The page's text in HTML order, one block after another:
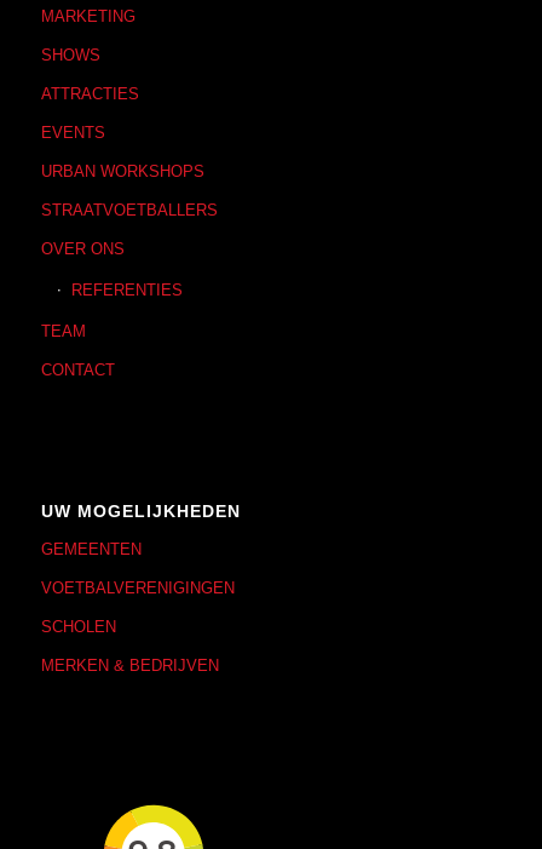
MARKETING
SHOWS
ATTRACTIES
EVENTS
URBAN WORKSHOPS
STRAATVOETBALLERS
OVER ONS
REFERENTIES
TEAM
CONTACT
UW MOGELIJKHEDEN
GEMEENTEN
VOETBALVERENIGINGEN
SCHOLEN
MERKEN & BEDRIJVEN